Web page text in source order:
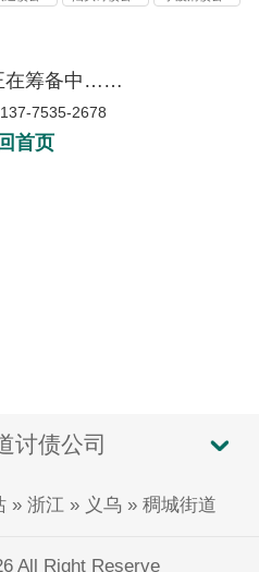
在筹备中……
7535-2678
首页
讨债公司
» 浙江 » 义乌 » 稠城街道
All Right Reserve